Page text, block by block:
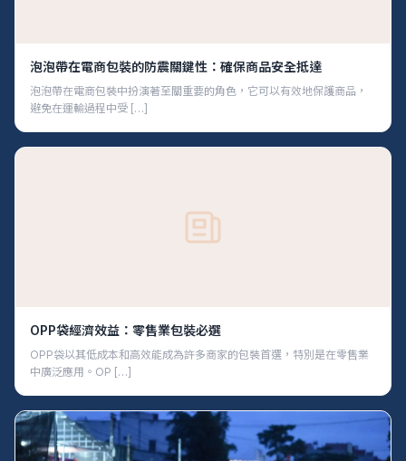
泡泡帶在電商包裝的防震關鍵性：確保商品安全抵達
泡泡帶在電商包裝中扮演著至關重要的角色，它可以有效地保護商品，
避免在運輸過程中受 […]
OPP袋經濟效益：零售業包裝必選
OPP袋以其低成本和高效能成為許多商家的包裝首選，特別是在零售業
中廣泛應用。OP […]